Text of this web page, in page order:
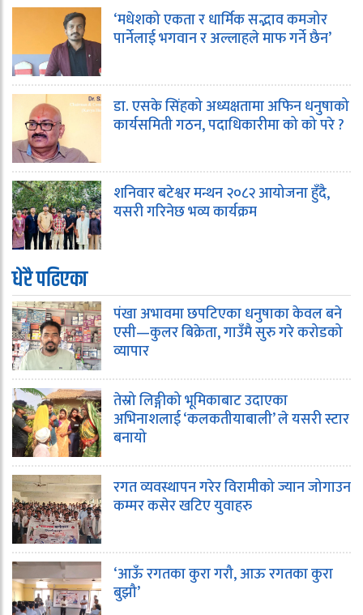
‘मधेशको एकता र धार्मिक सद्भाव कमजोर
पार्नेलाई भगवान र अल्लाहले माफ गर्ने छैन’
डा. एसके सिंहको अध्यक्षतामा अफिन धनुषाको
कार्यसमिती गठन, पदाधिकारीमा को को परे ?
शनिवार बटेश्वर मन्थन २०८२ आयोजना हुँदै,
यसरी गरिनेछ भव्य कार्यक्रम
धेरै पढिएका
पंखा अभावमा छपटिएका धनुषाका केवल बने
एसी—कुलर बिक्रेता, गाउँमै सुरु गरे करोडको
व्यापार
तेस्रो लिङ्गीको भूमिकाबाट उदाएका
अभिनाशलाई ‘कलकतीयाबाली’ ले यसरी स्टार
बनायो
रगत व्यवस्थापन गरेर विरामीको ज्यान जोगाउन
कम्मर कसेर खटिए युवाहरु
‘आऊँ रगतका कुरा गरौ, आऊ रगतका कुरा
बुझौ’